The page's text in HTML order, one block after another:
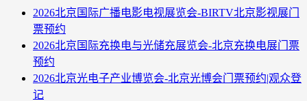
2026北京国际广播电影电视展览会-BIRTV北京影视展门
票预约
2026北京国际充换电与光储充展览会-北京充换电展门票
预约
2026北京光电子产业博览会-北京光博会门票预约|观众登
记